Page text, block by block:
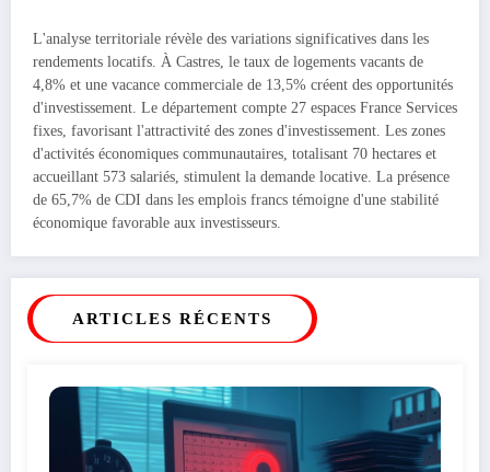
L'analyse territoriale révèle des variations significatives dans les
rendements locatifs. À Castres, le taux de logements vacants de
4,8% et une vacance commerciale de 13,5% créent des opportunités
d'investissement. Le département compte 27 espaces France Services
fixes, favorisant l'attractivité des zones d'investissement. Les zones
d'activités économiques communautaires, totalisant 70 hectares et
accueillant 573 salariés, stimulent la demande locative. La présence
de 65,7% de CDI dans les emplois francs témoigne d'une stabilité
économique favorable aux investisseurs.
ARTICLES RÉCENTS